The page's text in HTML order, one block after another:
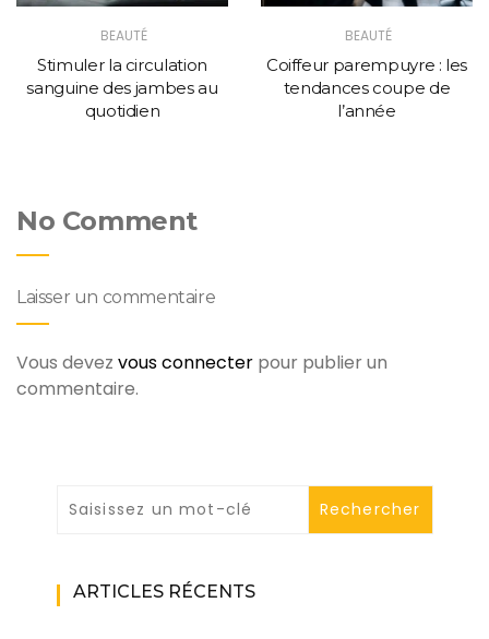
BEAUTÉ
Stimuler la circulation
sanguine des jambes au
quotidien
BEAUTÉ
Coiffeur parempuyre : les
tendances coupe de
l’année
No Comment
Laisser un commentaire
Vous devez vous connecter pour publier un
commentaire.
ARTICLES RÉCENTS